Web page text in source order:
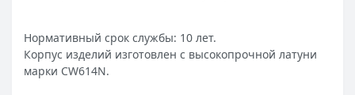
Нормативный срок службы: 10 лет.
Корпус изделий изготовлен с высокопрочной латуни
марки CW614N.